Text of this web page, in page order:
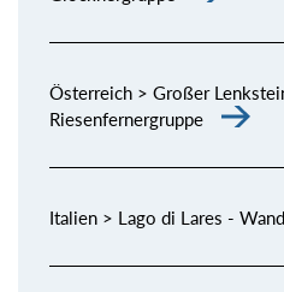
Österreich > Großer
Riesenfernergruppe
Italien > Lago di Lares -